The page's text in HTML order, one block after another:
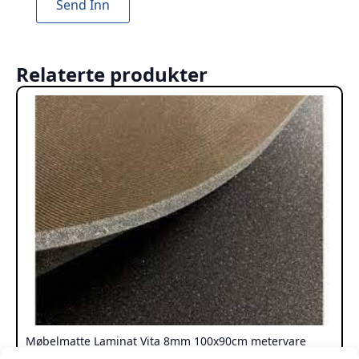
Relaterte produkter
Møbelmatte Laminat Vita 8mm 100x90cm metervare